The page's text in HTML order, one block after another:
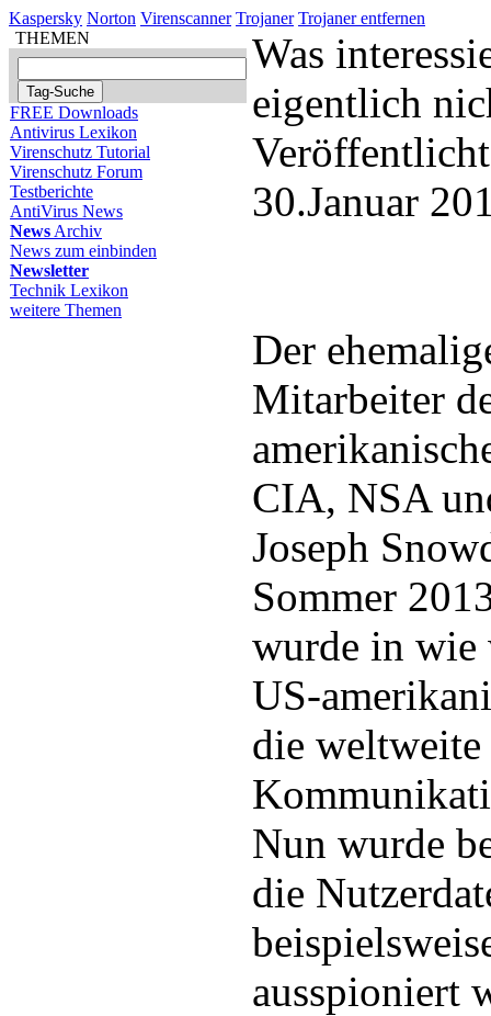
Kaspersky Norton Virenscanner Trojaner Trojaner entfernen
THEMEN
FREE Downloads
Antivirus Lexikon
Virenschutz Tutorial
Virenschutz Forum
Testberichte
AntiVirus News
News Archiv
News zum einbinden
Newsletter
Technik Lexikon
weitere Themen
Was
eigentlich
30.Januar
Der
Mitarbeiter
CIA, NSA
Joseph
Sommer
wurde in wie
US-
die
Nun wurde
die
ausspioniert